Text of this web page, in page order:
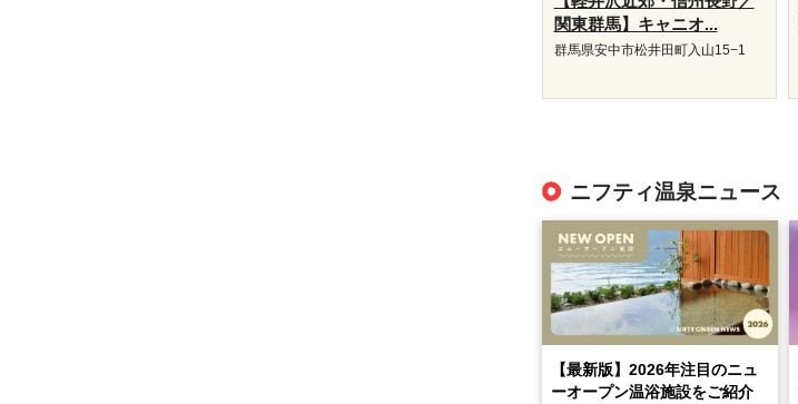
関東群馬】キャニオ...
群馬県安中市松井田町入山15−1
ニフティ温泉ニュース
【最新版】2026年注目のニュ
ーオープン温浴施設をご紹介